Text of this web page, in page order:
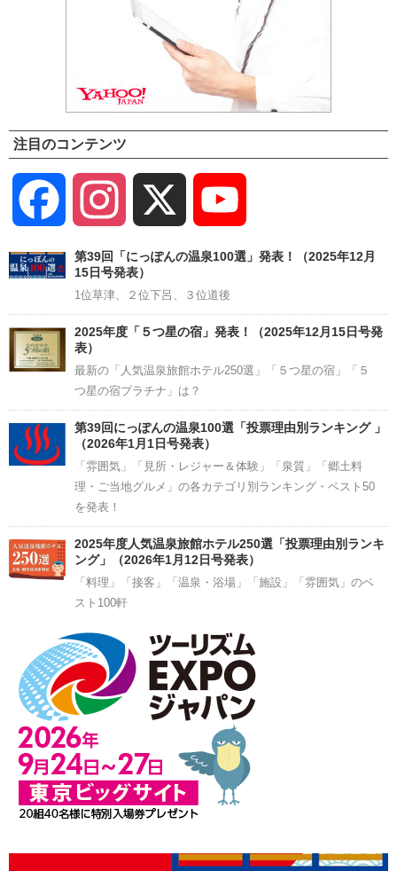
注目のコンテンツ
Facebook Instagram
Channel
第39回「にっぽんの温泉100選」発表！（2025年12月
15日号発表）
1位草津、２位下呂、３位道後
2025年度「５つ星の宿」発表！（2025年12月15日号発
表）
最新の「人気温泉旅館ホテル250選」「５つ星の宿」「５
つ星の宿プラチナ」は？
第39回にっぽんの温泉100選「投票理由別ランキング 」
（2026年1月1日号発表）
「雰囲気」「見所・レジャー＆体験」「泉質」「郷土料
理・ご当地グルメ」の各カテゴリ別ランキング・ベスト50
を発表！
2025年度人気温泉旅館ホテル250選「投票理由別ランキ
ング」（2026年1月12日号発表）
「料理」「接客」「温泉・浴場」「施設」「雰囲気」のベ
スト100軒